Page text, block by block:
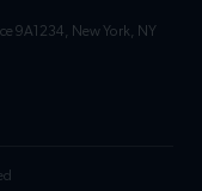
9A1234, New York, NY